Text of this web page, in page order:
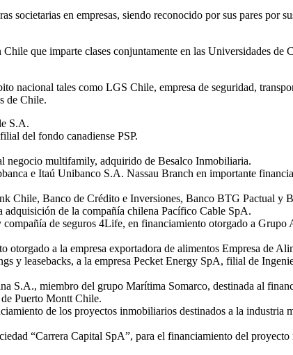
en empresas, siendo reconocido por sus pares por
que imparte clases conjuntamente en las Universidades
nacional tales como LGS Chile, empresa de seguridad,
de Chile.
S.A.
del fondo canadiense PSP.
negocio multifamily, adquirido de Besalco Inmobiliaria.
e Itaú Unibanco S.A. Nassau Branch en importante
Chile, Banco de Crédito e Inversiones, Banco BTG Pactual y
de la compañía chilena Pacífico Cable SpA.
de seguros 4Life, en financiamiento otorgado a Grupo
a la empresa exportadora de alimentos Empresa de
y leasebacks, a la empresa Pecket Energy SpA, filial de
S.A., miembro del grupo Marítima Somarco, destinada al
Puerto Montt Chile.
de los proyectos inmobiliarios destinados a la industria
“Carrera Capital SpA”, para el financiamiento del